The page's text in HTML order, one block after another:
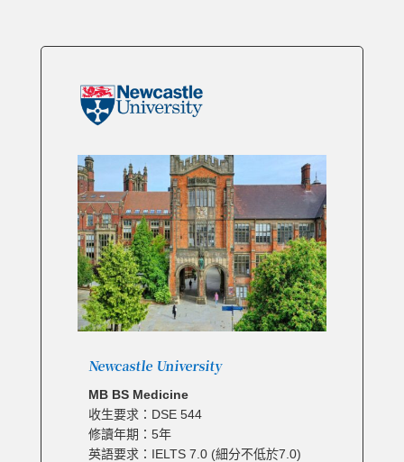
Newcastle University
MB BS Medicine
收生要求：DSE 544
修讀年期：5年
英語要求：IELTS 7.0 (細分不低於7.0)